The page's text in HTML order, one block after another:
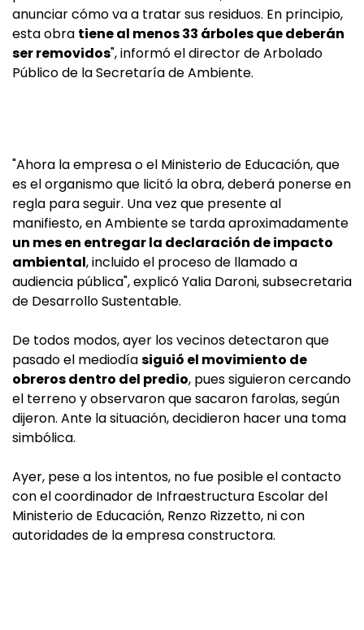
anunciar cómo va a tratar sus residuos. En principio,
esta obra tiene al menos 33 árboles que deberán
ser removidos", informó el director de Arbolado
Público de la Secretaría de Ambiente.
"Ahora la empresa o el Ministerio de Educación, que
es el organismo que licitó la obra, deberá ponerse en
regla para seguir. Una vez que presente al
manifiesto, en Ambiente se tarda aproximadamente
un mes en entregar la declaración de impacto
ambiental, incluido el proceso de llamado a
audiencia pública", explicó Yalia Daroni, subsecretaria
de Desarrollo Sustentable.
De todos modos, ayer los vecinos detectaron que
pasado el mediodíasiguió el movimiento de
obreros dentro del predio, pues siguieron cercando
el terreno y observaron que sacaron farolas, según
dijeron. Ante la situación, decidieron hacer una toma
simbólica.
Ayer, pese a los intentos, no fue posible el contacto
con el coordinador de Infraestructura Escolar del
Ministerio de Educación, Renzo Rizzetto, ni con
autoridades de la empresa constructora.